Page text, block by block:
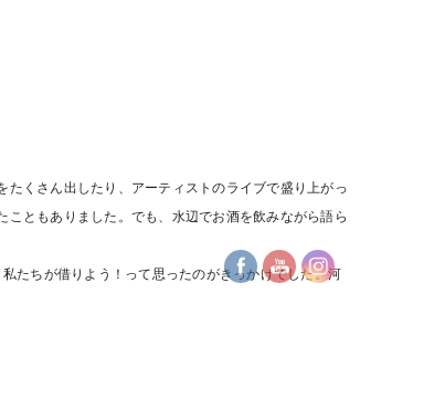
くさん出したり、アーティストのライブで盛り上がっ
ともありました。でも、水辺でお酒を飲みながら語ら
たちが借りよう！って思ったのがきっかけでした。河